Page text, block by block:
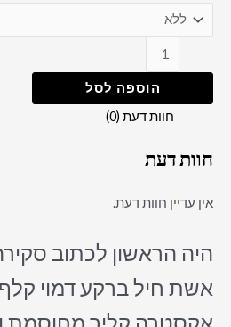
הוספה לסל
חוות דעת (0)
חוות דעת
אין עדיין חוות דעת.
אשת חיל ברקע דמוי קלף